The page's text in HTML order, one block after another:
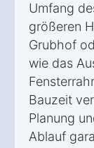
Umfang
größeren
Grubhof
wie das
Bauzeit
Planung
Ablauf